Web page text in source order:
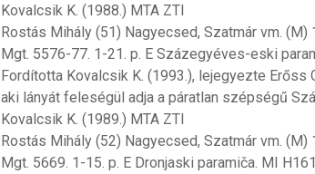
Kovalcsik K. (1988.) MTA ZTI
Rostás Mihály (51) Nagyecsed, Szatmár vm. (M)
Mgt. 5576-77. 1-21. p. E Százegyéves-eski
Fordította Kovalcsik K. (1993.), lejegyezte Erőss
aki lányát feleségül adja a páratlan szépségű
Kovalcsik K. (1989.) MTA ZTI
Rostás Mihály (52) Nagyecsed, Szatmár vm. (M)
Mgt. 5669. 1-15. p. E Dronjaski paramiča. MI